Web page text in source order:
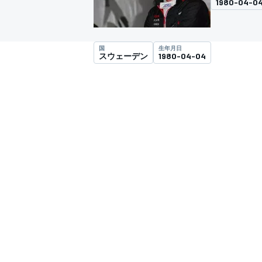
国
スウェーデン
生年月日
1980-04-04